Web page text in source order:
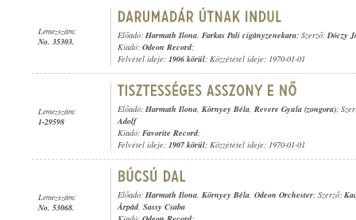
Lemezszám:
No. 35303.
Előadó: Harmath Ilona, Farkas Pali cigányzenekara; Szerző:Dóczy
Kiadó: Odeon Record;
Felvétel ideje: 1906 körül; Közzététel ideje: 1970-01-01
Lemezszám:
1-29598
Előadó: Harmath Ilona, Környey Béla, Revere Gyula (zongora);
Adolf
Kiadó: Favorite Record;
Felvétel ideje: 1907 körül; Közzététel ideje: 1970-01-01
Lemezszám:
No. 53068.
Előadó: Harmath Ilona, Környey Béla, Odeon Orchester; Szerző:
Árpád, Sassy Csaba